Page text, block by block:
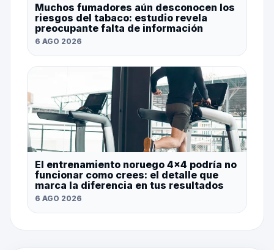
Muchos fumadores aún desconocen los
riesgos del tabaco: estudio revela
preocupante falta de información
6 AGO 2026
El entrenamiento noruego 4×4 podría no
funcionar como crees: el detalle que
marca la diferencia en tus resultados
6 AGO 2026